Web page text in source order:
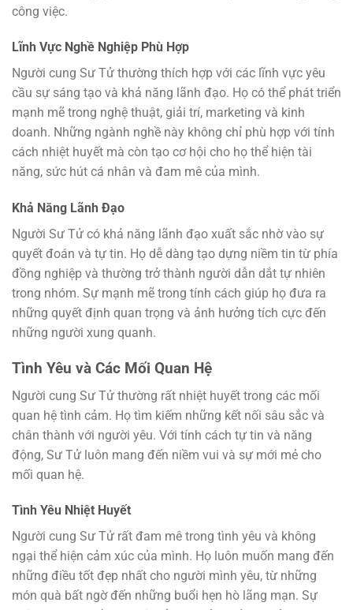
công việc.
Lĩnh Vực Nghề Nghiệp Phù Hợp
Người cung Sư Tử thường thích hợp với các lĩnh vực yêu
cầu sự sáng tạo và khả năng lãnh đạo. Họ có thể phát triển
mạnh mẽ trong nghệ thuật, giải trí, marketing và kinh
doanh. Những ngành nghề này không chỉ phù hợp với tính
cách nhiệt huyết mà còn tạo cơ hội cho họ thể hiện tài
năng, sức hút cá nhân và đam mê của mình.
Khả Năng Lãnh Đạo
Người Sư Tử có khả năng lãnh đạo xuất sắc nhờ vào sự
quyết đoán và tự tin. Họ dễ dàng tạo dựng niềm tin từ phía
đồng nghiệp và thường trở thành người dẫn dắt tự nhiên
trong nhóm. Sự mạnh mẽ trong tính cách giúp họ đưa ra
những quyết định quan trọng và ảnh hưởng tích cực đến
những người xung quanh.
Tình Yêu và Các Mối Quan Hệ
Người cung Sư Tử thường rất nhiệt huyết trong các mối
quan hệ tình cảm. Họ tìm kiếm những kết nối sâu sắc và
chân thành với người yêu. Với tính cách tự tin và năng
động, Sư Tử luôn mang đến niềm vui và sự mới mẻ cho
mối quan hệ.
Tình Yêu Nhiệt Huyết
Người cung Sư Tử rất đam mê trong tình yêu và không
ngại thể hiện cảm xúc của mình. Họ luôn muốn mang đến
những điều tốt đẹp nhất cho người mình yêu, từ những
món quà bất ngờ đến những buổi hẹn hò lãng mạn. Sự